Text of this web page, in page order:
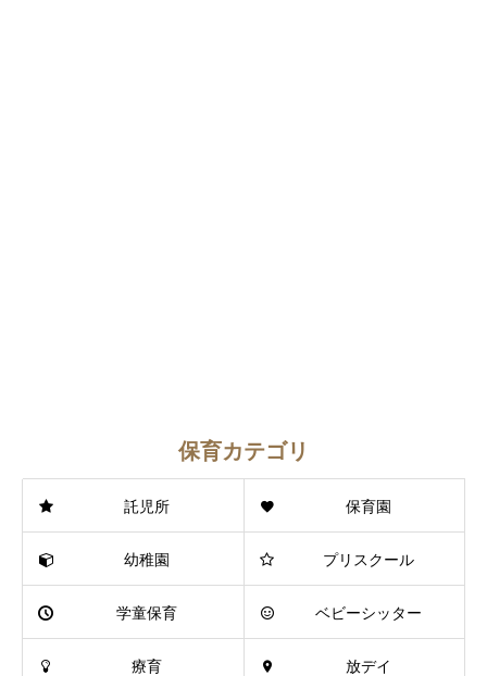
保育カテゴリ
託児所 保育園
幼稚園 プリスクール
学童保育 ベビーシッター
療育 放デイ